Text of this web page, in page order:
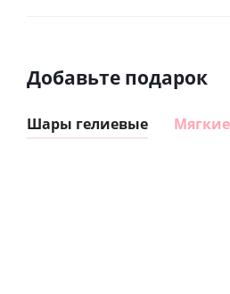
Добавьте подарок
Шары гелиевые